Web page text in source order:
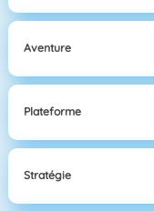
Aventure
Plateforme
Stratégie